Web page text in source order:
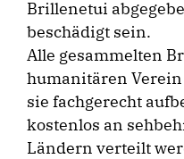
Brillenetui
beschädigt sein.
Alle gesammelten
humanitären
sie fachgerecht
kostenlos an
Ländern verteilt